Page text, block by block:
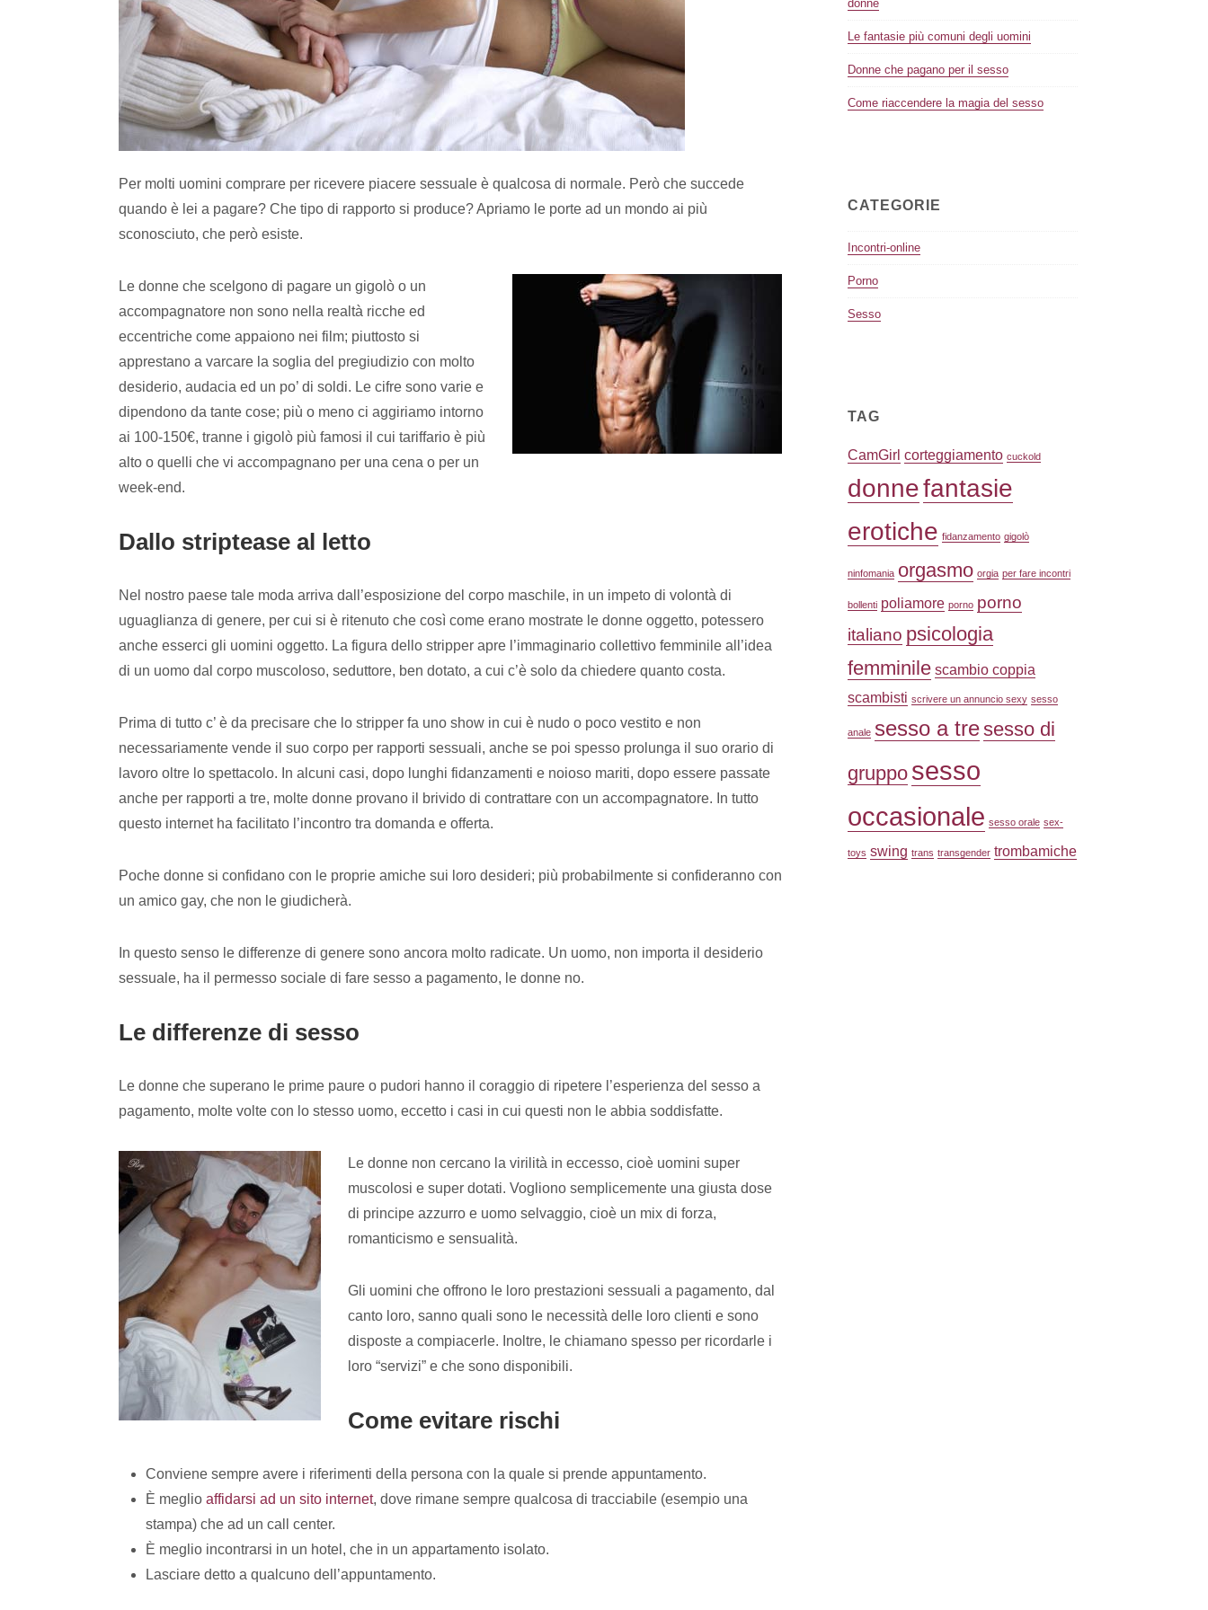
Per molti uomini comprare per ricevere piacere sessuale è qualcosa di normale. Però che succede
quando è lei a pagare? Che tipo di rapporto si produce? Apriamo le porte ad un mondo ai più
sconosciuto, che però esiste.
Le donne che scelgono di pagare un gigolò o un
accompagnatore non sono nella realtà ricche ed
eccentriche come appaiono nei film; piuttosto si
apprestano a varcare la soglia del pregiudizio con molto
desiderio, audacia ed un po’ di soldi. Le cifre sono varie e
dipendono da tante cose; più o meno ci aggiriamo intorno
ai 100-150€, tranne i gigolò più famosi il cui tariffario è più
alto o quelli che vi accompagnano per una cena o per un
week-end.
Dallo striptease al letto
Nel nostro paese tale moda arriva dall’esposizione del corpo maschile, in un impeto di volontà di
uguaglianza di genere, per cui si è ritenuto che così come erano mostrate le donne oggetto, potessero
anche esserci gli uomini oggetto. La figura dello stripper apre l’immaginario collettivo femminile all’idea
di un uomo dal corpo muscoloso, seduttore, ben dotato, a cui c’è solo da chiedere quanto costa.
Prima di tutto c’ è da precisare che lo stripper fa uno show in cui è nudo o poco vestito e non
necessariamente vende il suo corpo per rapporti sessuali, anche se poi spesso prolunga il suo orario di
lavoro oltre lo spettacolo. In alcuni casi, dopo lunghi fidanzamenti e noioso mariti, dopo essere passate
anche per rapporti a tre, molte donne provano il brivido di contrattare con un accompagnatore. In tutto
questo internet ha facilitato l’incontro tra domanda e offerta.
Poche donne si confidano con le proprie amiche sui loro desideri; più probabilmente si confideranno con
un amico gay, che non le giudicherà.
In questo senso le differenze di genere sono ancora molto radicate. Un uomo, non importa il desiderio
sessuale, ha il permesso sociale di fare sesso a pagamento, le donne no.
Le differenze di sesso
Le donne che superano le prime paure o pudori hanno il coraggio di ripetere l’esperienza del sesso a
pagamento, molte volte con lo stesso uomo, eccetto i casi in cui questi non le abbia soddisfatte.
Le donne non cercano la virilità in eccesso, cioè uomini super
muscolosi e super dotati. Vogliono semplicemente una giusta dose
di principe azzurro e uomo selvaggio, cioè un mix di forza,
romanticismo e sensualità.
Gli uomini che offrono le loro prestazioni sessuali a pagamento, dal
canto loro, sanno quali sono le necessità delle loro clienti e sono
disposte a compiacerle. Inoltre, le chiamano spesso per ricordarle i
loro “servizi” e che sono disponibili.
Come evitare rischi
Conviene sempre avere i riferimenti della persona con la quale si prende appuntamento.
È meglio affidarsi ad un sito internet, dove rimane sempre qualcosa di tracciabile (esempio una
stampa) che ad un call center.
È meglio incontrarsi in un hotel, che in un appartamento isolato.
Lasciare detto a qualcuno dell’appuntamento.
donne
Le fantasie più comuni degli uomini
Donne che pagano per il sesso
Come riaccendere la magia del sesso
CATEGORIE
Incontri-online
Porno
Sesso
TAG
CamGirl corteggiamento cuckold
donnefantasie
erotiche fidanzamento gigolò
ninfomania orgasmo orgia per fare incontri
bollenti poliamore porno porno
italiano psicologia
femminile scambio coppia
scambisti scrivere un annuncio sexy sesso
anale sesso a tresesso di
gruppo sesso
occasionale sesso orale sex-
toys swing trans transgender trombamiche